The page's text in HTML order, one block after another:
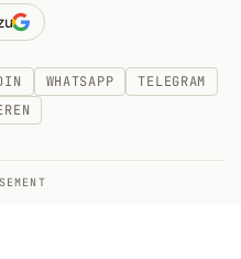
WHATSAPP
TELEGRAM